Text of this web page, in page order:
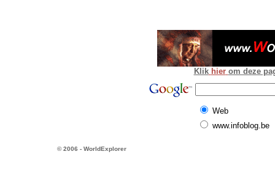
Klik hier om deze
Web
www.infoblog.be
© 2006 - WorldExplorer